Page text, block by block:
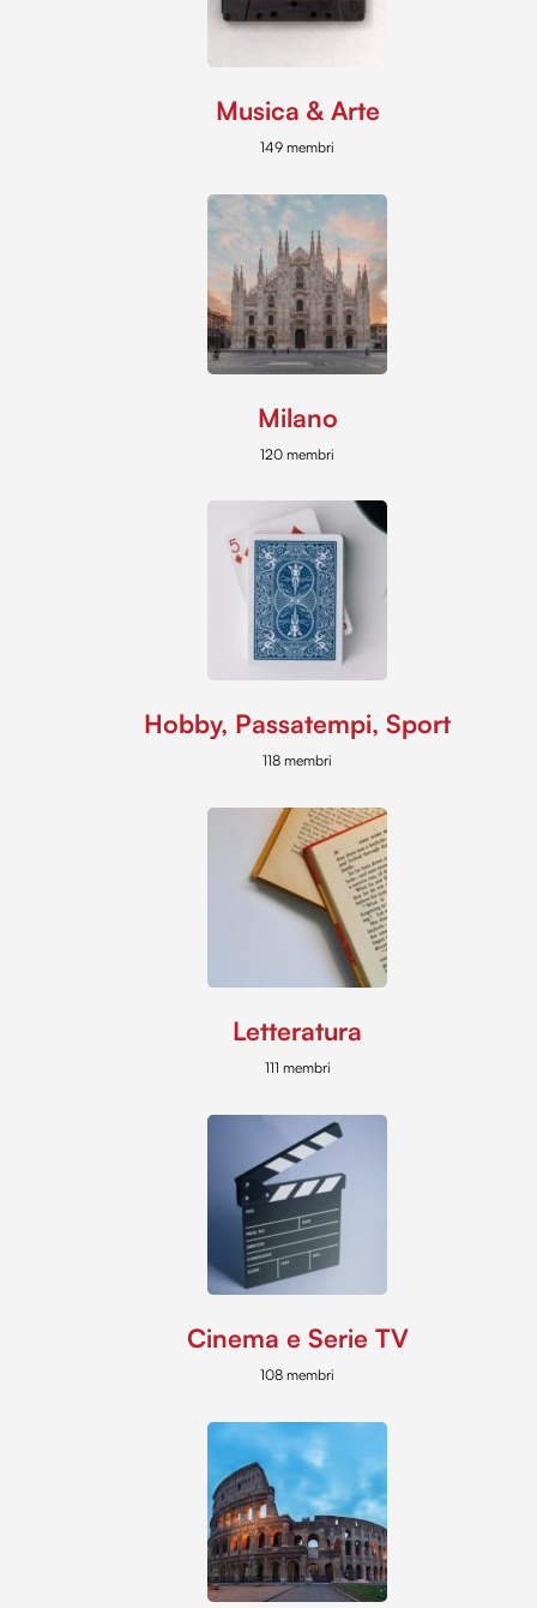
Musica & Arte
149 membri
Milano
120 membri
Hobby, Passatempi, Sport
118 membri
Letteratura
111 membri
Cinema e Serie TV
108 membri